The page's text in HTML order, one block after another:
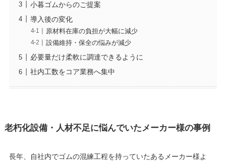
小暮ゴムからのご提案
導入後の変化
原材料在庫の負担が大幅に減少
設備維持・保全の悩みが減少
必要量だけ柔軟に調達できるように
社内工数をコア業務へ集中
老朽化設備・人材不足に悩んでいたメーカー様の事例
長年、自社内でゴムの混練工程を持っていたあるメーカー様よ